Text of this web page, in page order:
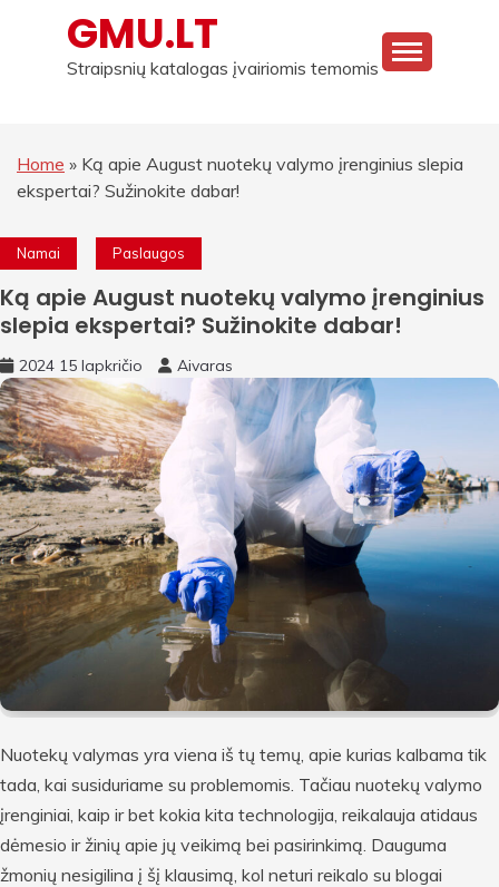
GMU.LT
Straipsnių katalogas įvairiomis temomis
Home » Ką apie August nuotekų valymo įrenginius slepia
ekspertai? Sužinokite dabar!
Namai Paslaugos
Ką apie August nuotekų valymo įrenginius
slepia ekspertai? Sužinokite dabar!
2024 15 lapkričio Aivaras
Nuotekų valymas yra viena iš tų temų, apie kurias kalbama tik
tada, kai susiduriame su problemomis. Tačiau nuotekų valymo
įrenginiai, kaip ir bet kokia kita technologija, reikalauja atidaus
dėmesio ir žinių apie jų veikimą bei pasirinkimą. Dauguma
žmonių nesigilina į šį klausimą, kol neturi reikalo su blogai